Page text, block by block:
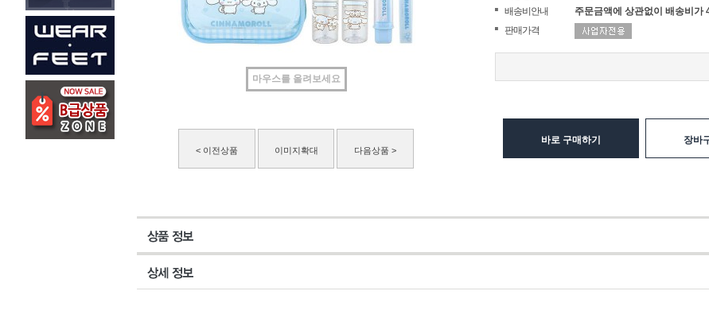
마우스를 올려보세요
< 이전상품 이미지확대 다음상품 >
배송비안내
주문금액에 상관없이 배송비가
판매가격
바로 구매하기 장바